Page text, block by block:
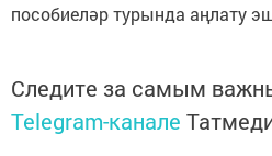
пособиеләр турында аңлату
Следите за самым
Telegram-канале